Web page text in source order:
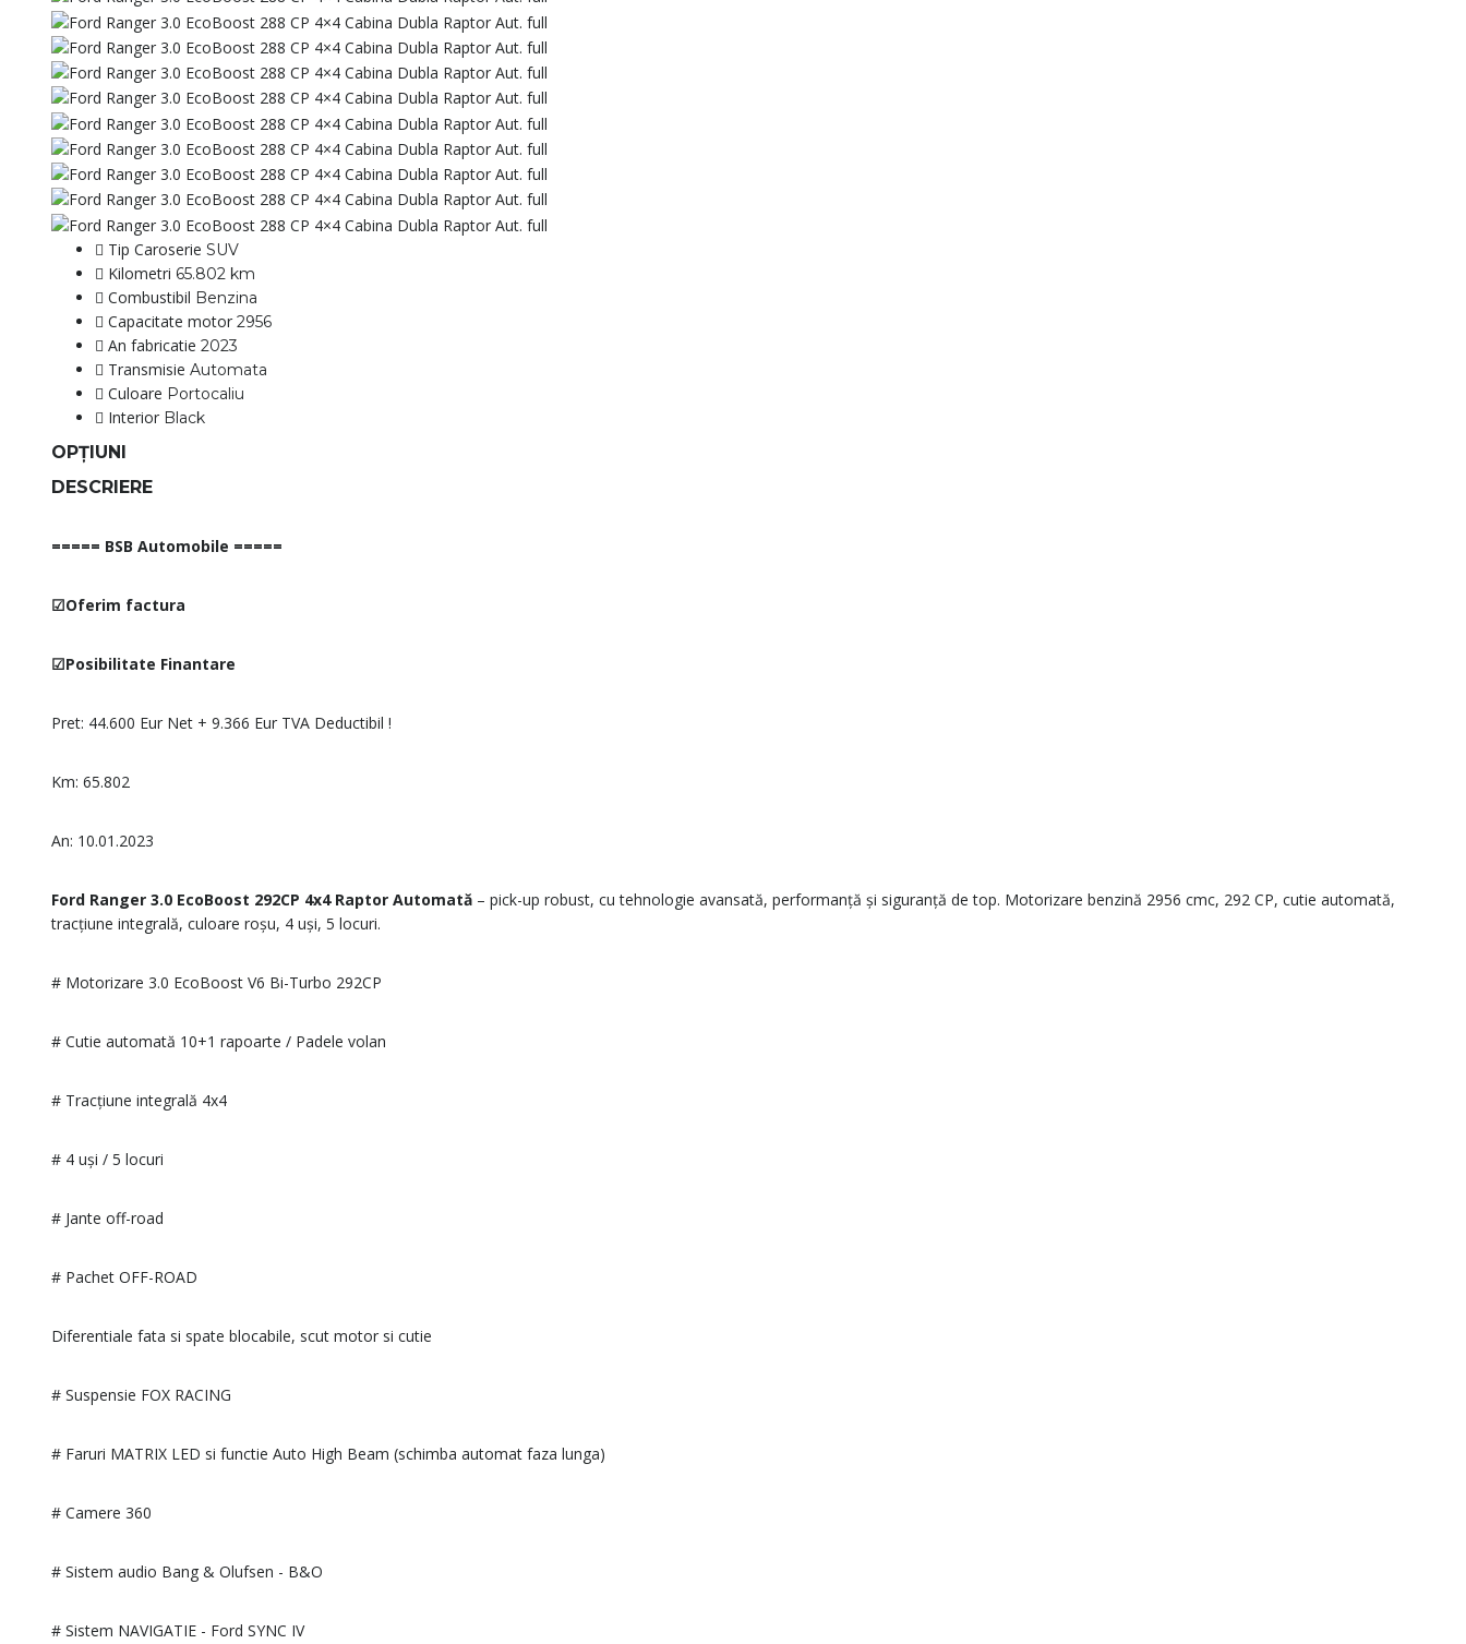
Tip Caroserie SUV
Kilometri 65.802 km
Combustibil Benzina
Capacitate motor 2956
An fabricatie 2023
Transmisie Automata
Culoare Portocaliu
Interior Black
OPȚIUNI
DESCRIERE
===== BSB Automobile =====
☑Oferim factura
☑Posibilitate Finantare
Pret: 44.600 Eur Net + 9.366 Eur TVA Deductibil !
Km: 65.802
An: 10.01.2023
Ford Ranger 3.0 EcoBoost 292CP 4x4 Raptor Automată – pick-up robust, cu tehnologie avansată, performanță și siguranță de top. Motorizare benzină 2956 cmc, 292 CP, cutie automată,
tracțiune integrală, culoare roșu, 4 uși, 5 locuri.
# Motorizare 3.0 EcoBoost V6 Bi-Turbo 292CP
# Cutie automată 10+1 rapoarte / Padele volan
# Tracțiune integrală 4x4
# 4 uși / 5 locuri
# Jante off-road
# Pachet OFF-ROAD
Diferentiale fata si spate blocabile, scut motor si cutie
# Suspensie FOX RACING
# Faruri MATRIX LED si functie Auto High Beam (schimba automat faza lunga)
# Camere 360
# Sistem audio Bang & Olufsen - B&O
# Sistem NAVIGATIE - Ford SYNC IV